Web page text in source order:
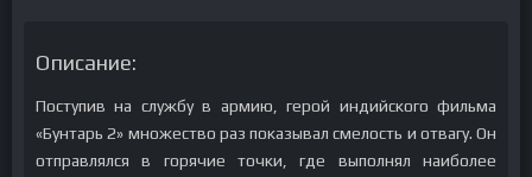
Описание:
Поступив на службу в армию, герой индийского фильма
«Бунтарь 2» множество раз показывал смелость и отвагу. Он
отправлялся в горячие точки, где выполнял наиболее